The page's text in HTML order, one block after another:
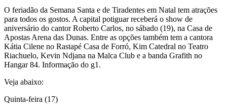
O feriadão da Semana Santa e de Tiradentes em Natal tem atrações
para todos os gostos. A capital potiguar receberá o show de
aniversário do cantor Roberto Carlos, no sábado (19), na Casa de
Apostas Arena das Dunas. Entre as opções também tem a cantora
Kátia Cilene no Rastapé Casa de Forró, Kim Catedral no Teatro
Riachuelo, Kevin Ndjana na Malca Club e a banda Grafith no
Hangar 84. Informação do g1.
Veja abaixo:
Quinta-feira (17)